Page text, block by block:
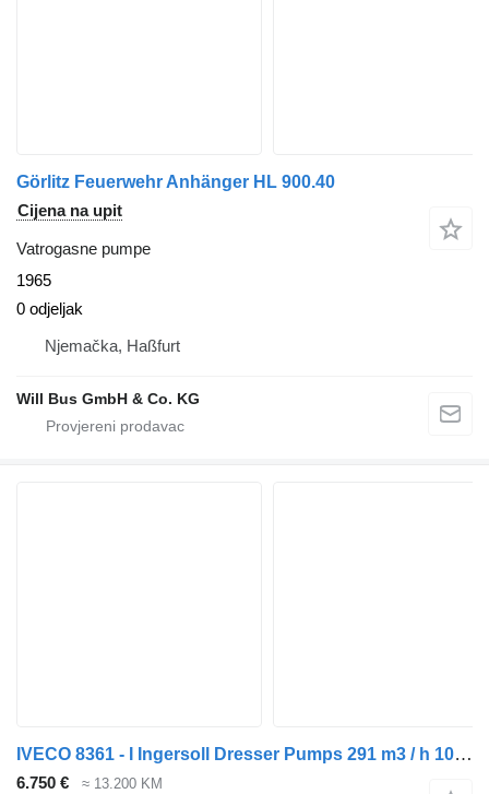
Görlitz Feuerwehr Anhänger HL 900.40
Cijena na upit
Vatrogasne pumpe
1965
0 odjeljak
Njemačka, Haßfurt
Will Bus GmbH & Co. KG
IVECO 8361 - I Ingersoll Dresser Pumps 291 m3 / h 10 Bar Diesel Waterp
6.750 € ≈ 13.200 KM